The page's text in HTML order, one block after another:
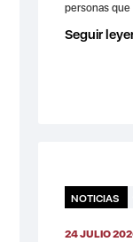
personas que
Seguir
NOTICIAS
24 JULIO